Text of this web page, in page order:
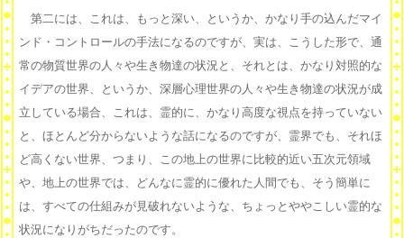
第二には、これは、もっと深い、というか、かなり手の込んだマイ
ンド・コントロールの手法になるのですが、実は、こうした形で、通
常の物質世界の人々や生き物達の状況と、それとは、かなり対照的な
イデアの世界、というか、深層心理世界の人々や生き物達の状況が成
立している場合、これは、霊的に、かなり高度な視点を持っていない
と、ほとんど分からないような話になるのですが、霊界でも、それほ
ど高くない世界、つまり、この地上の世界に比較的近い五次元領域
や、地上の世界では、どんなに霊的に優れた人間でも、そう簡単に
は、すべての仕組みが見破れないような、ちょっとややこしい霊的な
状況になりがちだったのです。